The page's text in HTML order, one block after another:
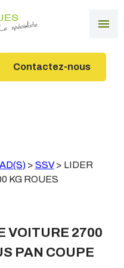
menu
Contactez-nous
> SSV> LIDER
KG ROUES
VOITURE 2700
PAN COUPE